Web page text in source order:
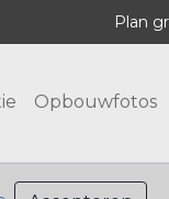
Plan
Opbouwfotos